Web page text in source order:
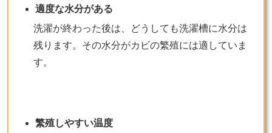
適度な水分がある
洗濯が終わった後は、どうしても洗濯槽に水分は
残ります。その水分がカビの繁殖には適していま
す。
繁殖しやすい温度